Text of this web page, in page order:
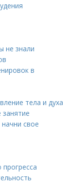
не знали
в
тела и духа
свое